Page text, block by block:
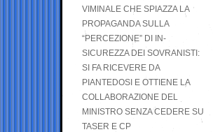
VIMINALE CHE SPIAZZA LA
PROPAGANDA SULLA
“PERCEZIONE” DI IN-
SICUREZZA DEI SOVRANISTI:
SI FA RICEVERE DA
PIANTEDOSI E OTTIENE LA
COLLABORAZIONE DEL
MINISTRO SENZA CEDERE SU
TASER E CP